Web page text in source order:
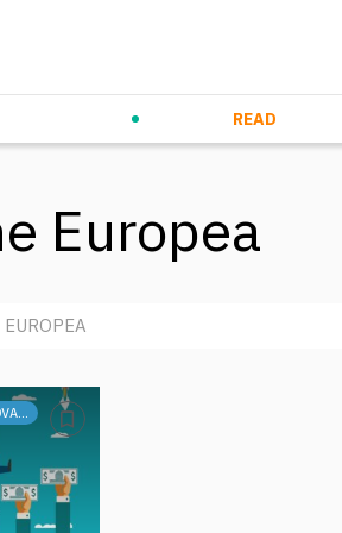
READ
Europea
CORPORATE INNOVATION